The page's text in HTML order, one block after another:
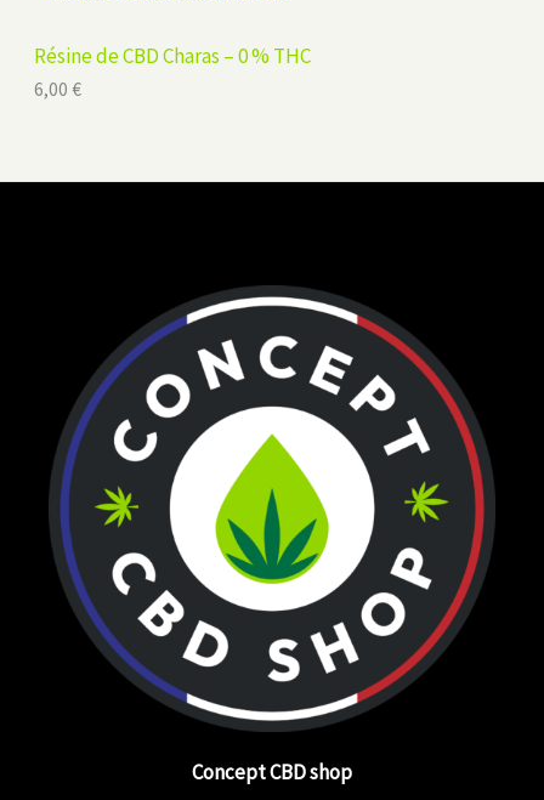
Résine de CBD Charas – 0 % THC
6,00 €
Concept CBD shop